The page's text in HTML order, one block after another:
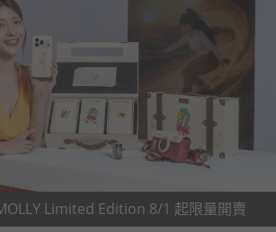
Limited Edition 8/1 起限量開賣